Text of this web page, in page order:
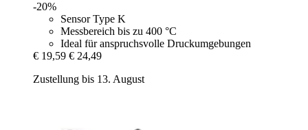
-20%
Sensor Type K
Messbereich bis zu 400 °C
Ideal für anspruchsvolle Druckumgebungen
€ 19,59 € 24,49
Zustellung bis 13. August